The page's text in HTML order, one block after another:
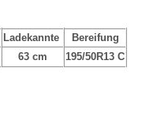
Ladekannte Bereifung
63 cm 195/50R13 C